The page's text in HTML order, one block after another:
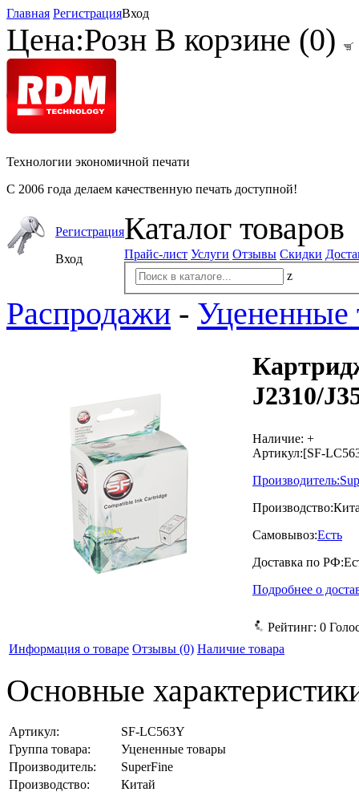
Главная РегистрацияВход
Цена:Розн В корзине (0)
Технологии экономичной печати
С 2006 года делаем качественную печать доступной!
Регистрация
Вход
Каталог товаров
Прайс-лист Услуги Отзывы Скидки
z
Распродажи - Уцененные
J2310/
Наличие: +
Артикул:[SF-
Производитель:
Производство:
Самовывоз:Есть
Доставка по РФ:
Подробнее о
Рейтинг: 0
Информация о товаре Отзывы (0) Наличие товара
Основные
Артикул:
SF-LC563Y
Группа товара:
Уцененные товары
Производитель:
SuperFine
Производство:
Китай